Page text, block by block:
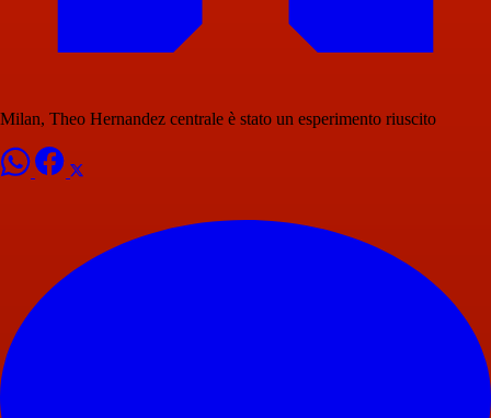
Milan, Theo Hernandez centrale è stato un esperimento riuscito